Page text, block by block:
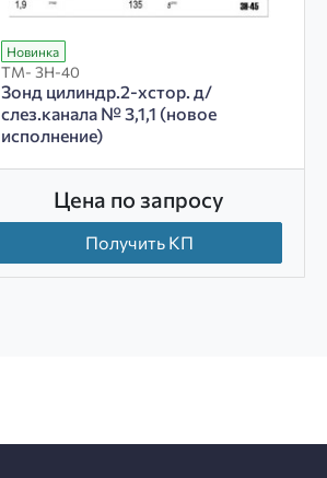
Новинка
ТМ- ЗН-40
Зонд цилиндр.2-хстор. д/
слез.канала № 3,1,1 (новое
исполнение)
Цена по запросу
Получить КП